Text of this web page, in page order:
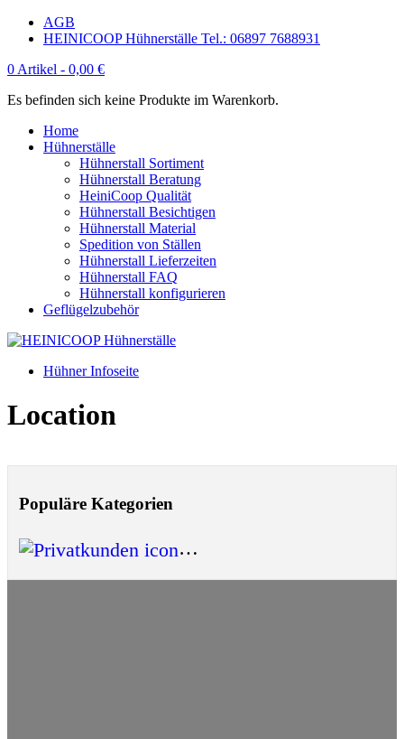
AGB
HEINICOOP Hühnerställe Tel.: 06897 7688931
0 Artikel - 0,00 €
Es befinden sich keine Produkte im Warenkorb.
Home
Hühnerställe
Hühnerstall Sortiment
Hühnerstall Beratung
HeiniCoop Qualität
Hühnerstall Besichtigen
Hühnerstall Material
Spedition von Ställen
Hühnerstall Lieferzeiten
Hühnerstall FAQ
Hühnerstall konfigurieren
Geflügelzubehör
Hühner Infoseite
Location
Populäre Kategorien
Privatkunden